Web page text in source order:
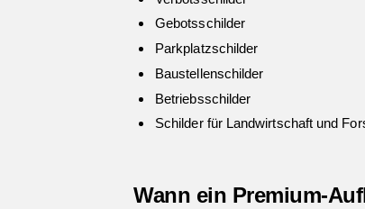
Gebotsschilder
Parkplatzschilder
Baustellenschilder
Betriebsschilder
Schilder für Landwirtschaft und
Wann ein Premium-